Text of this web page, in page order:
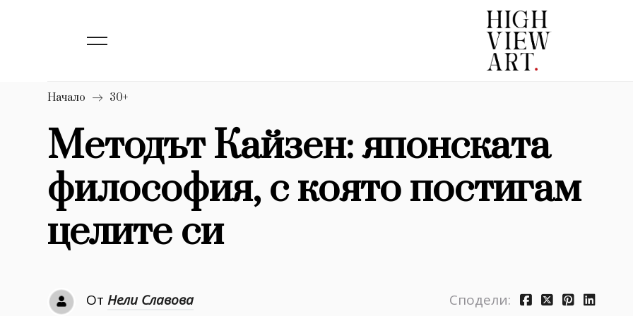
1633
Dialogue
Изкуство
4338
Красота
Дизайн 1272
Книги 1188
30+
1709
Начало 30+
Методът Кайзен: японската
философия, с която постигам
целите си
От Нели Славова Сподели: